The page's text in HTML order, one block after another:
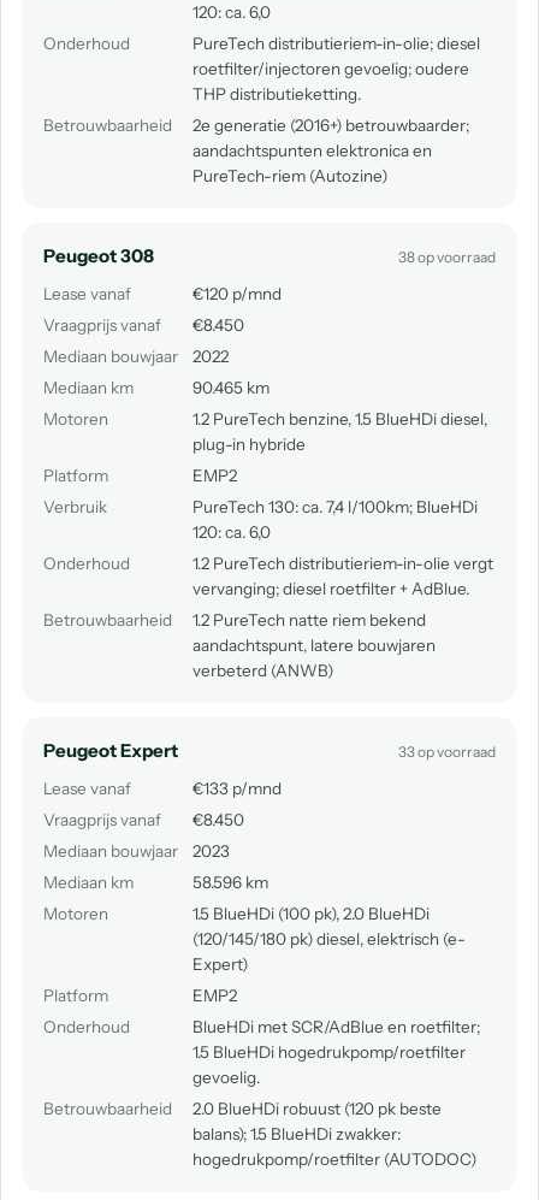
120: ca. 6,0
Onderhoud
PureTech distributieriem-in-olie; diesel
roetfilter/injectoren gevoelig; oudere
THP distributieketting.
Betrouwbaarheid
2e generatie (2016+) betrouwbaarder;
aandachtspunten elektronica en
PureTech-riem (Autozine)
Peugeot 308 38 op voorraad
Lease vanaf
€120 p/mnd
Vraagprijs vanaf
€8.450
Mediaan bouwjaar
2022
Mediaan km
90.465 km
Motoren
1.2 PureTech benzine, 1.5 BlueHDi diesel,
plug-in hybride
Platform
EMP2
Verbruik
PureTech 130: ca. 7,4 l/100km; BlueHDi
120: ca. 6,0
Onderhoud
1.2 PureTech distributieriem-in-olie vergt
vervanging; diesel roetfilter + AdBlue.
Betrouwbaarheid
1.2 PureTech natte riem bekend
aandachtspunt, latere bouwjaren
verbeterd (ANWB)
Peugeot Expert 33 op voorraad
Lease vanaf
€133 p/mnd
Vraagprijs vanaf
€8.450
Mediaan bouwjaar
2023
Mediaan km
58.596 km
Motoren
1.5 BlueHDi (100 pk), 2.0 BlueHDi
(120/145/180 pk) diesel, elektrisch (e-
Expert)
Platform
EMP2
Onderhoud
BlueHDi met SCR/AdBlue en roetfilter;
1.5 BlueHDi hogedrukpomp/roetfilter
gevoelig.
Betrouwbaarheid
2.0 BlueHDi robuust (120 pk beste
balans); 1.5 BlueHDi zwakker:
hogedrukpomp/roetfilter (AUTODOC)